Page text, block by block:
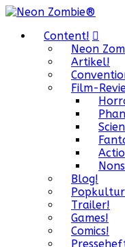
Content!
Neon
Artikel!
Film-
Blog!
Trailer!
Games!
Comics!